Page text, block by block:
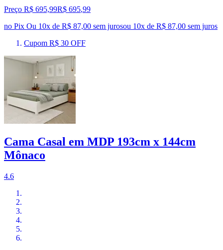
Preço R$ 695,99R$ 695,99
no Pix Ou 10x de R$ 87,00 sem jurosou 10x de R$ 87,00 sem juros
Cupom R$ 30 OFF
Cama Casal em MDP 193cm x 144cm
Mônaco
4.6